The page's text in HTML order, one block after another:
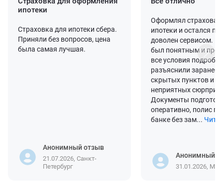
ипотеки
Страховка для ипотеки сбера.
Приняли без вопросов, цена
была самая лучшая.
Анонимный отзыв
21.07.2026, Санкт-
Петербург
Оформлял
ипотеки и остался
доволен сервисом.
был понятным и
все условия подробно
разъяснили заранее,
скрытых пунктов и
неприятных
Документы
оперативно, полис
банке без зам...
Анонимный
31.01.2026,